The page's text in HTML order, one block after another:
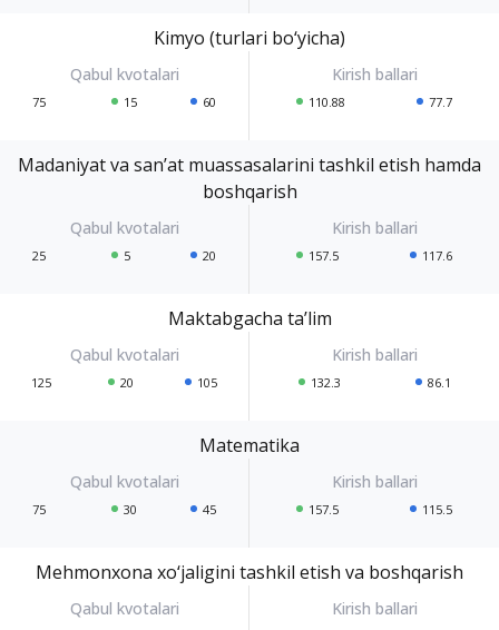
Kimyo (turlari bo‘yicha)
75 15 60 110.88 77.7
Madaniyat va san’at muassasalarini tashkil etish hamda
boshqarish
25 5 20 157.5 117.6
Maktabgacha ta’lim
125 20 105 132.3 86.1
Matematika
75 30 45 157.5 115.5
Mehmonxona xo‘jaligini tashkil etish va boshqarish